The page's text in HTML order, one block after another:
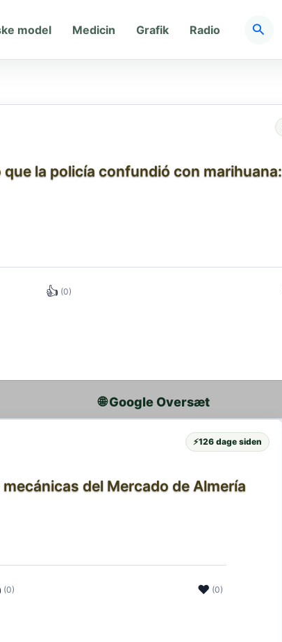
model Medicin Grafik Radio Søg
la policía confundió con marihuana:
👍 (0)
🌐 Google Oversæt
del Mercado de Almería
(0) ❤ (0)
⚡126 dage siden